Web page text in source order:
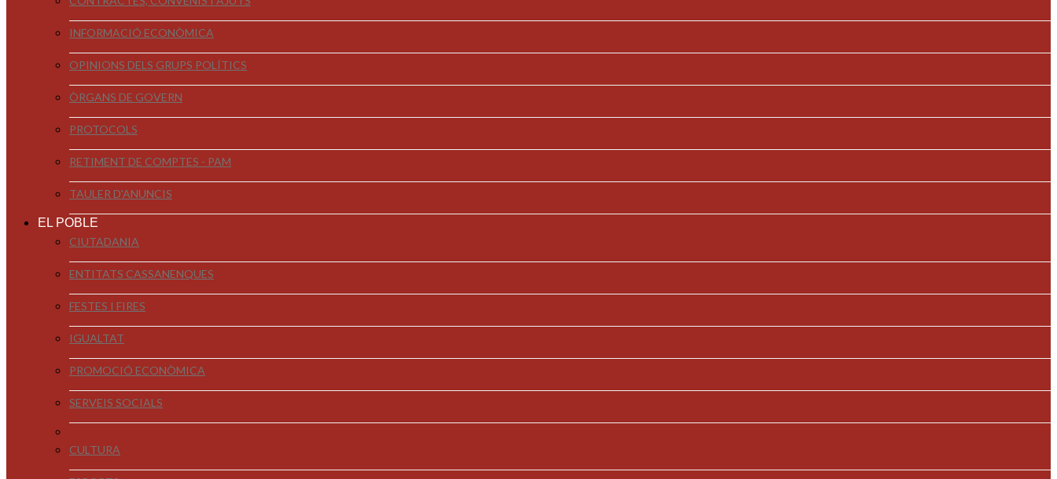
INFORMACIÓ ECONÒMICA
OPINIONS DELS GRUPS POLÍTICS
ÒRGANS DE GOVERN
PROTOCOLS
RETIMENT DE COMPTES - PAM
TAULER D'ANUNCIS
EL POBLE
CIUTADANIA
ENTITATS CASSANENQUES
FESTES I FIRES
IGUALTAT
PROMOCIÓ ECONÒMICA
SERVEIS SOCIALS
CULTURA